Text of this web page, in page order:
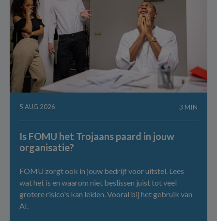
5 AUG 2026 3 MIN
Is FOMU het Trojaans paard in jouw
organisatie?
FOMU zorgt ook in jouw bedrijf voor uitstel. Lees
wat het is en waarom niet beslissen juist tot veel
grotere risico's kan leiden. Vooral bij het gebruik van
AI.